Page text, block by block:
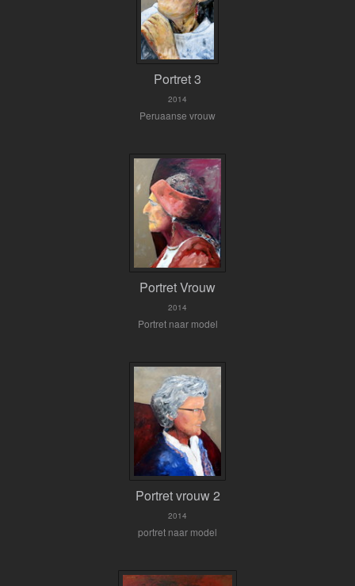
Portret 3
2014
Peruaanse vrouw
Portret Vrouw
2014
Portret naar model
Portret vrouw 2
2014
portret naar model